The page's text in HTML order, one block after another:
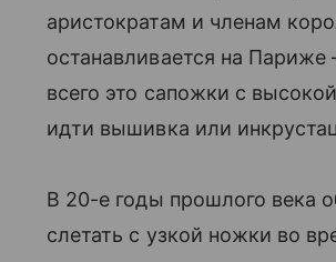
аристократам и членам
останавливается на
всего это сапожки с
идти вышивка или
В 20-е годы прошлого века
слетать с узкой ножки во